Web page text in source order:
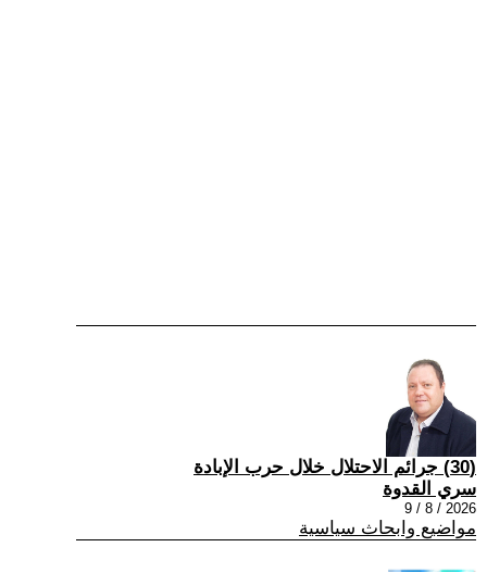
(30) جرائم الاحتلال خلال حرب الإبادة
سري القدوة
2026 / 8 / 9
مواضيع وابحاث سياسية